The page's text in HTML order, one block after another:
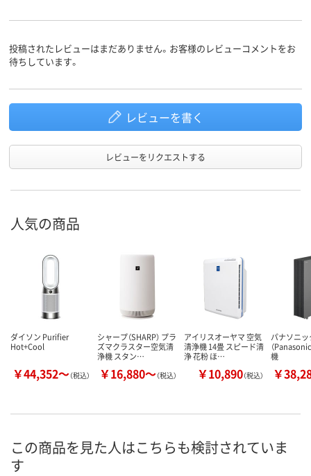
投稿されたレビューはまだありません。お客様のレビューコメントをお
待ちしています。
レビューを書く
レビューをリクエストする
人気の商品
ダイソン Purifier
Hot+Cool
￥44,352～（税込）
シャープ（SHARP） プラ
ズマクラスター空気清
浄機 スタン…
￥16,880～（税込）
アイリスオーヤマ 空気
清浄機 14畳 スピード清
浄 花粉 ほ…
￥10,890（税込）
パナソニッ
（
機
￥
この商品を見た人はこちらも検討されていま
す